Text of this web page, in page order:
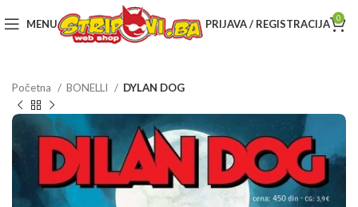
MENU PRIJAVA / REGISTRACIJA 0
Početna BONELLI DYLAN DOG